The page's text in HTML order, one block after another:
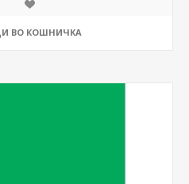
ВО КОШНИЧКА